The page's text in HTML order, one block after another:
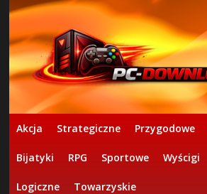
Akcja Strategiczne Przygodowe
Bijatyki RPG Sportowe Wyścigi
Logiczne Towarzyskie